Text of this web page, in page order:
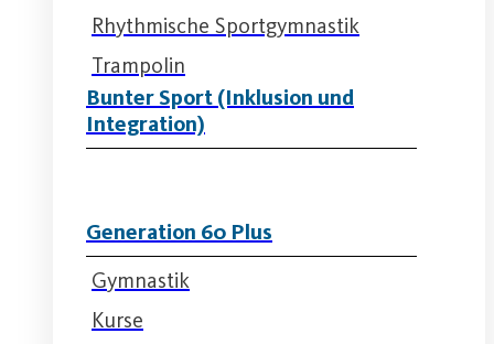
Rhythmische Sportgymnastik
Trampolin
Bunter Sport (Inklusion und
Integration)
Generation 60 Plus
Gymnastik
Kurse